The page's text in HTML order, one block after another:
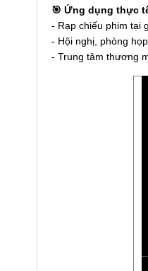
🎯 Ứng dụng thực
- Rạp chiếu phim tại
- Hội nghị, phòng
- Trung tâm thương